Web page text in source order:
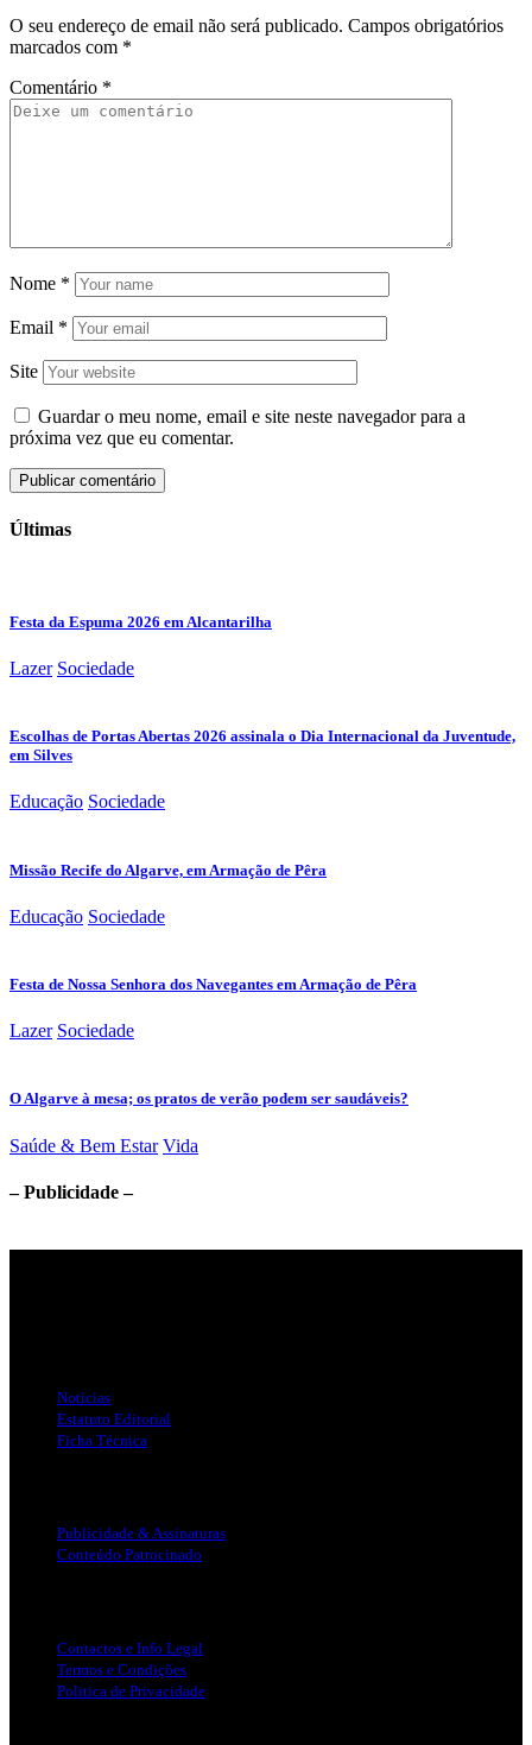
O seu endereço de email não será publicado. Campos obrigatórios
marcados com *
Comentário *
Nome *
Email *
Site
Guardar o meu nome, email e site neste navegador para a
próxima vez que eu comentar.
Últimas
Festa da Espuma 2026 em Alcantarilha
Lazer Sociedade
Escolhas de Portas Abertas 2026 assinala o Dia Internacional da Juventude,
em Silves
Educação Sociedade
Missão Recife do Algarve, em Armação de Pêra
Educação Sociedade
Festa de Nossa Senhora dos Navegantes em Armação de Pêra
Lazer Sociedade
O Algarve à mesa; os pratos de verão podem ser saudáveis?
Saúde & Bem Estar Vida
– Publicidade –
Notícias
Estatuto Editorial
Ficha Técnica
Publicidade & Assinaturas
Conteúdo Patrocinado
Contactos e Info Legal
Termos e Condições
Politica de Privacidade